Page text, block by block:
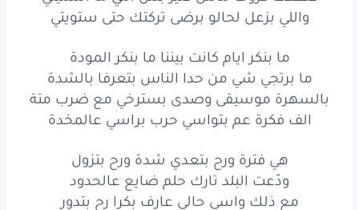
كشفتطيات الماضيبينالخافي والمستور
قرأتكتاباللهوجدتالشفابينالسطور
وهناًعلى وهن حملتني 9 شهور
اسف
ما كنت الشخصلبدك
لكنيكنت مجبور
واللي بزعل لحالو برضى تركتك حتى ستويتي
ما بنكر ايام كانت بيننا ما بنكر المودة
ما برتجي شي من حدا الناس بتعرفا بالشدة
بالسهرة موسيقى وصدى بسترخي مع ضرب متة
الف فكرة عم بتواسي حرب براسي عالمخدة
هي فترة ورح بتعدي شدة ورح بتزول
ودّعت البلد تارك حلم ضايع عالحدود
مع ذلك واسي حالي عارف بكرا رح بتدور